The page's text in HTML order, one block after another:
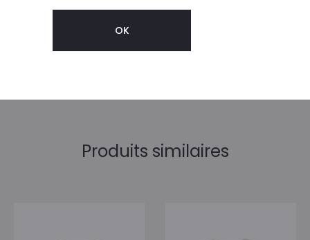
Produits similaires